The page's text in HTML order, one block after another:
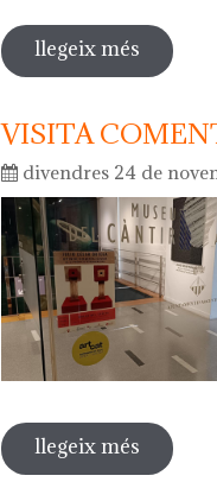
llegeix més sobre
VISITA
divendres 24 de
llegeix més sobre